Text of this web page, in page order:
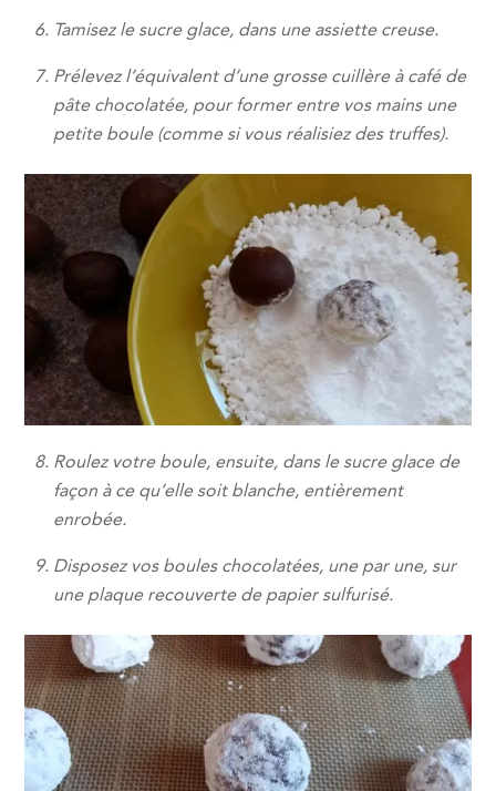
Tamisez le sucre glace, dans une assiette creuse.
Prélevez l’équivalent d’une grosse cuillère à café de
pâte chocolatée, pour former entre vos mains une
petite boule (comme si vous réalisiez des truffes).
Roulez votre boule, ensuite, dans le sucre glace de
façon à ce qu’elle soit blanche, entièrement
enrobée.
Disposez vos boules chocolatées, une par une, sur
une plaque recouverte de papier sulfurisé.